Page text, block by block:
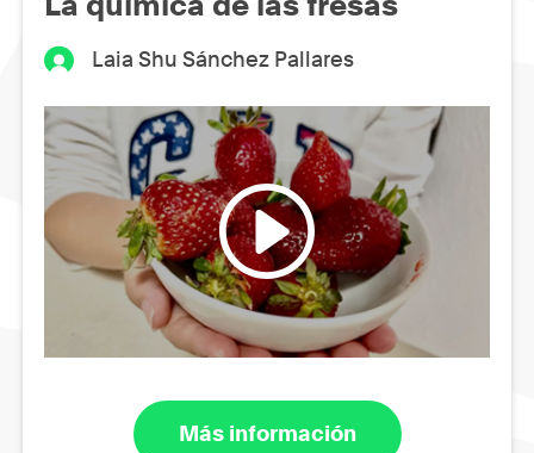
Laia Shu Sánchez Pallares
Más información